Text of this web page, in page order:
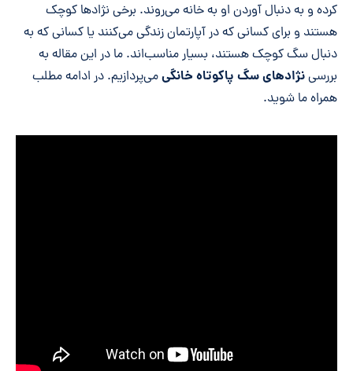
کرده و به دنبال آوردن او به خانه می‌روند. برخی نژادها کوچک
هستند و برای کسانی که در آپارتمان زندگی می‌کنند یا کسانی که به
دنبال سگ کوچک هستند، بسیار مناسب‌اند. ما در این مقاله به
بررسینژادهای سگ پاکوتاه خانگیمی‌پردازیم. در ادامه مطلب
همراه ما شوید.